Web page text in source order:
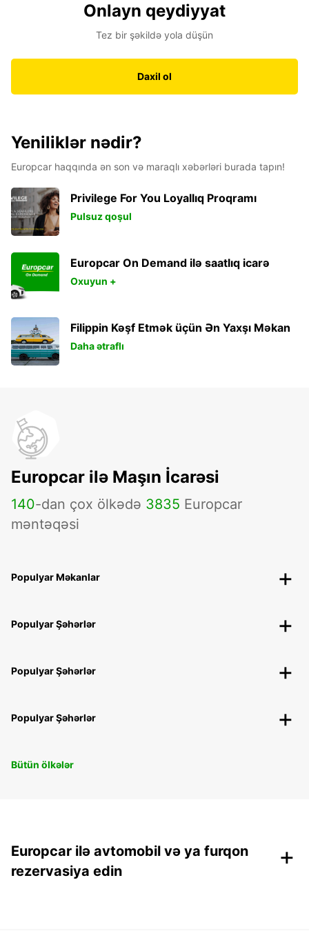
Onlayn qeydiyyat
Tez bir şəkildə yola düşün
Daxil ol
Yeniliklər nədir?
Europcar haqqında ən son və maraqlı xəbərləri burada tapın!
Privilege For You Loyallıq Proqramı
Pulsuz qoşul
Europcar On Demand ilə saatlıq icarə
Oxuyun +
Filippin Kəşf Etmək üçün Ən Yaxşı Məkan
Daha ətraflı
Europcar ilə Maşın İcarəsi
140-dan çox ölkədə 3835 Europcar
məntəqəsi
Populyar Məkanlar
Populyar Şəhərlər
Populyar Şəhərlər
Populyar Şəhərlər
Bütün ölkələr
Europcar ilə avtomobil və ya furqon
rezervasiya edin
+